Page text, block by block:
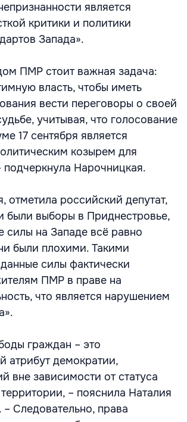
является
критики и политики
Запада».
ПМР стоит важная задача:
власть, чтобы иметь
вести переговоры о своей
учитывая, что голосование
17 сентября является
козырем для
подчеркнула Нарочницкая.
отметила российский депутат,
были выборы в Приднестровье,
силы на Западе всё равно
были плохими. Такими
силы фактически
ПМР в праве на
что является нарушением
граждан – это
атрибут демократии,
вне зависимости от статуса
– пояснила Наталия
Следовательно, права